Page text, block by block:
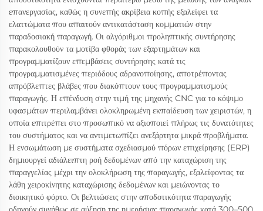
επανεργασίας, καθώς η συνεπής ακρίβεια κοπής εξαλείφει τα
ελαττώματα που απαιτούν αντικατάσταση κομματιών στην
παραδοσιακή παραγωγή. Οι αλγόριθμοι προληπτικής συντήρησης
παρακολουθούν τα μοτίβα φθοράς των εξαρτημάτων και
προγραμματίζουν επεμβάσεις συντήρησης κατά τις
προγραμματισμένες περιόδους αδρανοποίησης, αποτρέποντας
απρόβλεπτες βλάβες που διακόπτουν τους προγραμματισμούς
παραγωγής. Η επένδυση στην τιμή της μηχανής CNC για το κόψιμο
υφασμάτων περιλαμβάνει ολοκληρωμένη εκπαίδευση των χειριστών, η
οποία επιτρέπει στο προσωπικό να αξιοποιεί πλήρως τις δυνατότητες
του συστήματος και να αντιμετωπίζει ανεξάρτητα μικρά προβλήματα.
Η ενσωμάτωση με συστήματα σχεδιασμού πόρων επιχείρησης (ERP)
δημιουργεί αδιάλειπτη ροή δεδομένων από την καταχώριση της
παραγγελίας μέχρι την ολοκλήρωση της παραγωγής, εξαλείφοντας τα
λάθη χειροκίνητης καταχώρισης δεδομένων και μειώνοντας το
διοικητικό φόρτο. Οι βελτιώσεις στην αποδοτικότητα παραγωγής